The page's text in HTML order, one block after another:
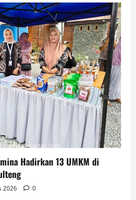
Hadirkan 13 UMKM di
2026 0